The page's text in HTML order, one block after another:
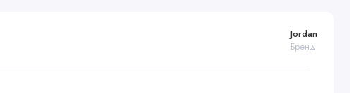
Jordan
Бренд